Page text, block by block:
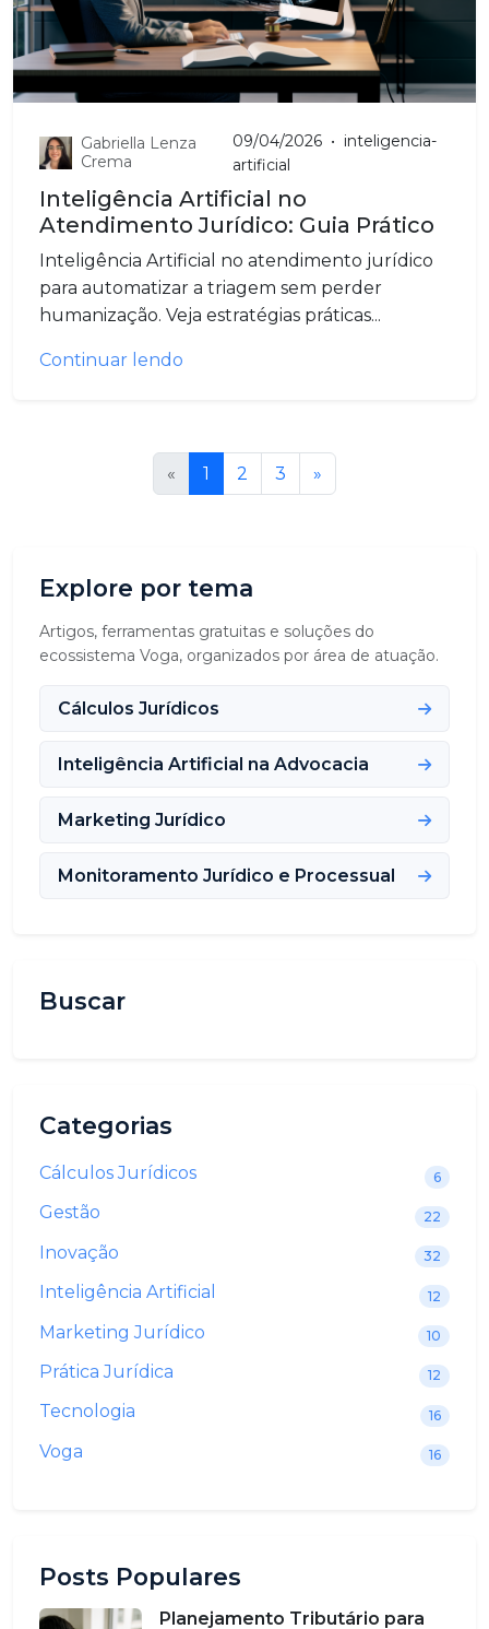
Gabriella Lenza
Crema
09/04/2026 • inteligencia-
artificial
Inteligência Artificial no
Atendimento Jurídico: Guia Prático
Inteligência Artificial no atendimento jurídico
para automatizar a triagem sem perder
humanização. Veja estratégias práticas...
Continuar lendo
« 1 2 3 »
Explore por tema
Artigos, ferramentas gratuitas e soluções do
ecossistema Voga, organizados por área de atuação.
Cálculos Jurídicos
Inteligência Artificial na Advocacia
Marketing Jurídico
Monitoramento Jurídico e Processual
Buscar
Categorias
Cálculos Jurídicos 6
Gestão 22
Inovação 32
Inteligência Artificial 12
Marketing Jurídico 10
Prática Jurídica 12
Tecnologia 16
Voga 16
Posts Populares
Planejamento Tributário para